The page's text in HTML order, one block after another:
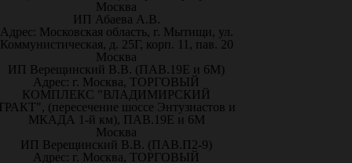
Москва
ИП Абаева А.В.
Адрес: Московская область, г. Мытищи, ул.
Коммунистическая, д. 25Г, корп. 11, пав. 20
Москва
ИП Верещинский В.В. (ПАВ.19Е и 6М)
Адрес: г. Москва, ТОРГОВЫЙ
КОМПЛЕКС "ВЛАДИМИРСКИЙ
(пересечение шоссе Энтузиастов и
МКАДА 1-й км), ПАВ.19Е и 6М
Москва
ИП Верещинский В.В. (ПАВ.П2-9)
Адрес: г. Москва, ТОРГОВЫЙ